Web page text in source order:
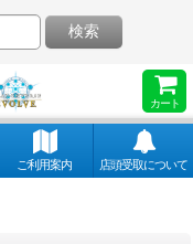
カート
検索
ご利用案内 店頭受取について